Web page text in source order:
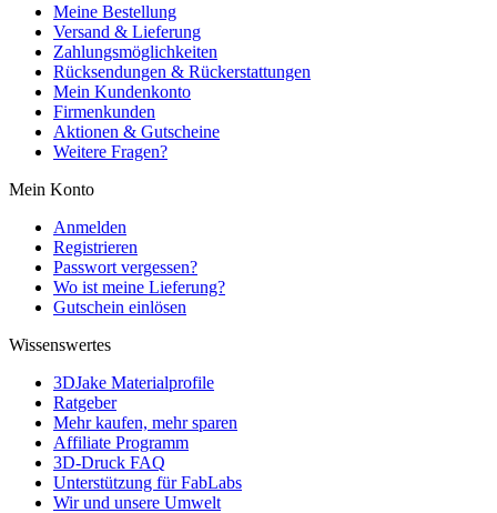
Meine Bestellung
Versand & Lieferung
Zahlungsmöglichkeiten
Rücksendungen & Rückerstattungen
Mein Kundenkonto
Firmenkunden
Aktionen & Gutscheine
Weitere Fragen?
Mein Konto
Anmelden
Registrieren
Passwort vergessen?
Wo ist meine Lieferung?
Gutschein einlösen
Wissenswertes
3DJake Materialprofile
Ratgeber
Mehr kaufen, mehr sparen
Affiliate Programm
3D-Druck FAQ
Unterstützung für FabLabs
Wir und unsere Umwelt